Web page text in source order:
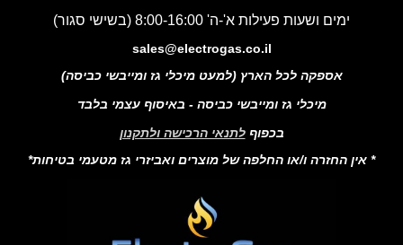
ימים ושעות פעילות א'-ה' 8:00-16:00 (בשישי סגור)
sales@electrogas.co.il
אספקה לכל הארץ (למעט מיכלי גז ומייבשי כביסה)
מיכלי גז ומייבשי כביסה - באיסוף עצמי בלבד
בכפוף לתנאי הרכישה ולתקנון
* אין החזרה ו/או החלפה של מוצרים ואביזרי גז מטעמי בטיחות*